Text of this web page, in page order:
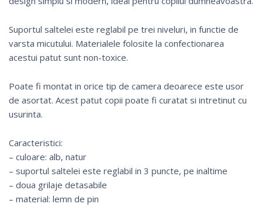
Suportul saltelei este reglabil pe trei niveluri, in functie de
varsta micutului. Materialele folosite la confectionarea
acestui patut sunt non-toxice.
Poate fi montat in orice tip de camera deoarece este usor
de asortat. Acest patut copii poate fi curatat si intretinut cu
usurinta.
Caracteristici:
– culoare: alb, natur
– suportul saltelei este reglabil in 3 puncte, pe inaltime
– doua grilaje detasabile
– material: lemn de pin